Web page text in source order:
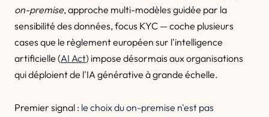
on-premise, approche multi-modèles guidée par la
sensibilité des données, focus KYC — coche plusieurs
cases que le règlement européen sur l'intelligence
artificielle (AI Act) impose désormais aux organisations
qui déploient de l'IA générative à grande échelle.
Premier signal : le choix du on-premise n'est pas